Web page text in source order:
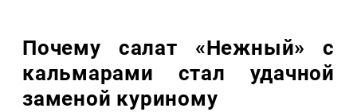
Почему салат «Нежный» с
кальмарами стал удачной
заменой куриному